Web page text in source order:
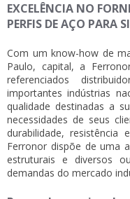
EXCELÊNCIA NO
PERFIS DE AÇO PARA
Com um know-how de
Paulo, capital, a
referenciados
importantes indústrias
qualidade destinadas a
necessidades de seus
durabilidade, resistência
Ferronor dispõe de uma
estruturais e diversos
demandas do mercado